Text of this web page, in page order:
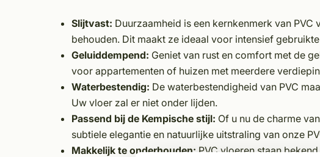
Slijtvast: Duurzaamheid is een kernkenmerk van
behouden. Dit maakt ze ideaal voor intensief
Geluiddempend: Geniet van rust en comfort met de
voor appartementen of huizen met meerdere
Waterbestendig: De waterbestendigheid van PVC
Uw vloer zal er niet onder lijden.
Passend bij de Kempische stijl: Of u nu de charme
subtiele elegantie en natuurlijke uitstraling van onze
Makkelijk te onderhouden: PVC vloeren staan